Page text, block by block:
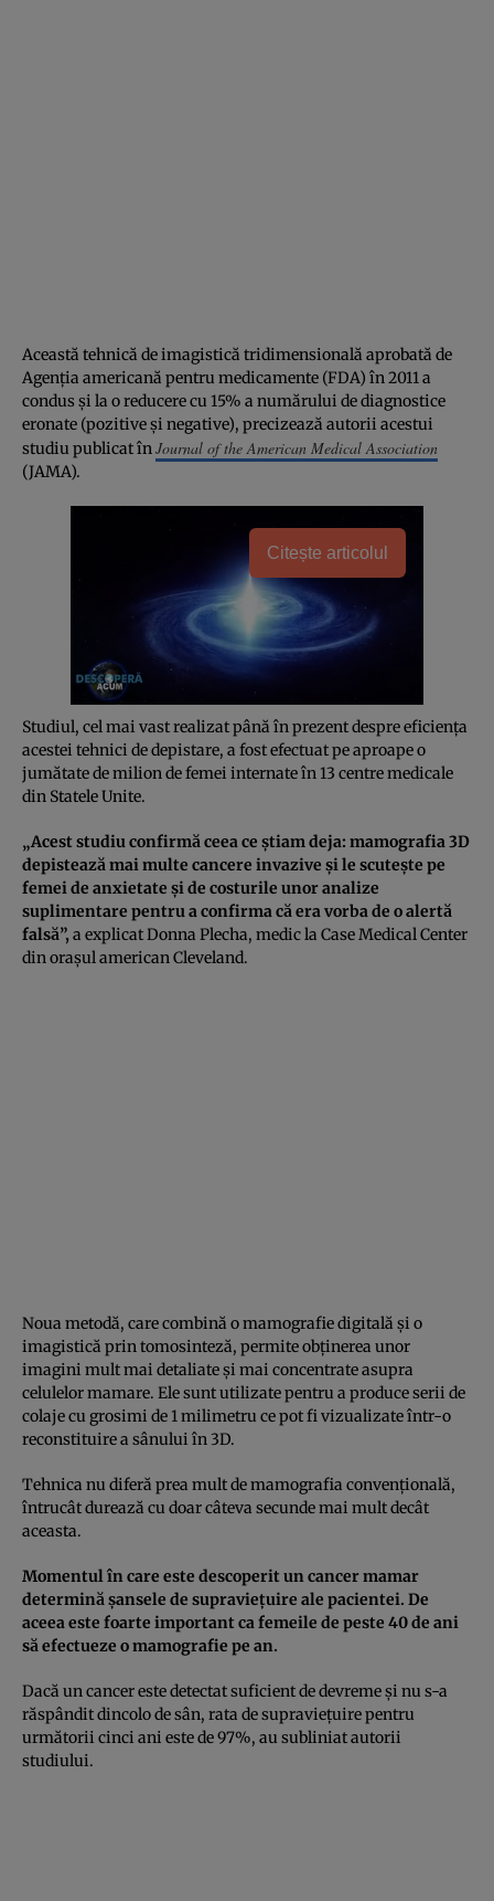
Această tehnică de imagistică tridimensională aprobată de
Agenţia americană pentru medicamente (FDA) în 2011 a
condus şi la o reducere cu 15% a numărului de diagnostice
eronate (pozitive şi negative), precizează autorii acestui
studiu publicat înJournal of the American Medical Association
(JAMA).
Citește articolul
Studiul, cel mai vast realizat până în prezent despre eficienţa
acestei tehnici de depistare, a fost efectuat pe aproape o
jumătate de milion de femei internate în 13 centre medicale
din Statele Unite.
„Acest studiu confirmă ceea ce ştiam deja: mamografia 3D
depistează mai multe cancere invazive şi le scuteşte pe
femei de anxietate şi de costurile unor analize
suplimentare pentru a confirma că era vorba de o alertă
falsă”,a explicat Donna Plecha, medic la Case Medical Center
din oraşul american Cleveland.
Noua metodă, care combină o mamografie digitală şi o
imagistică prin tomosinteză, permite obţinerea unor
imagini mult mai detaliate şi mai concentrate asupra
celulelor mamare. Ele sunt utilizate pentru a produce serii de
colaje cu grosimi de 1 milimetru ce pot fi vizualizate într-o
reconstituire a sânului în 3D.
Tehnica nu diferă prea mult de mamografia convenţională,
întrucât durează cu doar câteva secunde mai mult decât
aceasta.
Momentul în care este descoperit un cancer mamar
determină şansele de supravieţuire ale pacientei. De
aceea este foarte important ca femeile de peste 40 de ani
să efectueze o mamografie pe an.
Dacă un cancer este detectat suficient de devreme şi nu s-a
răspândit dincolo de sân, rata de supravieţuire pentru
următorii cinci ani este de 97%, au subliniat autorii
studiului.